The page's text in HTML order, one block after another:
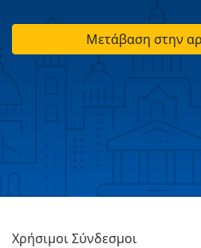
Μετάβαση στην
Χρήσιμοι Σύνδεσμοι